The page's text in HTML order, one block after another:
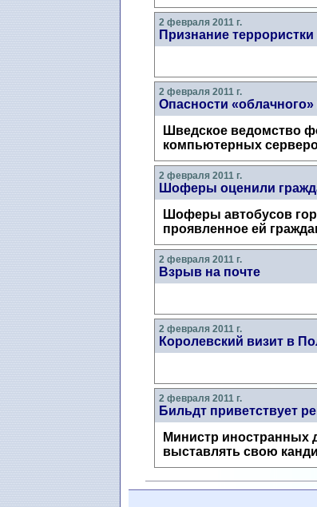
2 февраля 2011 г.
Признание террористки
2 февраля 2011 г.
Опасности
Шведское ведомство
компьютерных
2 февраля 2011 г.
Шоферы оценили
Шоферы автобусов
проявленное ей
2 февраля 2011 г.
Взрыв на почте
2 февраля 2011 г.
Королевский визит в
2 февраля 2011 г.
Бильдт приветствует
Министр иностранных
выставлять свою